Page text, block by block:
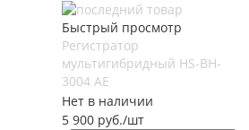
Быстрый просмотр
Регистратор
мультигибридный HS-BH-
3004 AE
Нет в наличии
5 900 руб./шт